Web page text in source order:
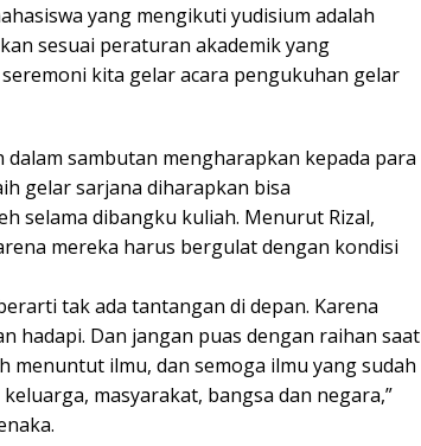
yang mengikuti yudisium adalah
sesuai peraturan akademik yang
kita gelar acara pengukuhan gelar
dalam sambutan mengharapkan kepada para
gelar sarjana diharapkan bisa
selama dibangku kuliah. Menurut Rizal,
mereka harus bergulat dengan kondisi
tak ada tantangan di depan. Karena
hadapi. Dan jangan puas dengan raihan saat
menuntut ilmu, dan semoga ilmu yang sudah
masyarakat, bangsa dan negara,”